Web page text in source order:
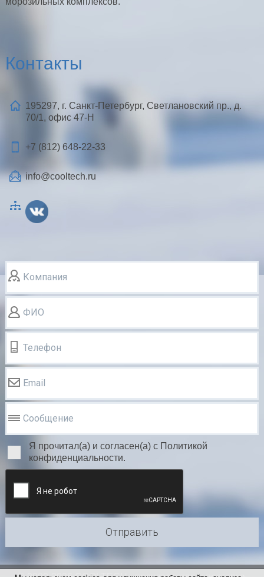
Контакты
195297, г. Санкт-Петербург, Светлановский пр., д.
70/1, офис 47-Н
+7 (812) 648-22-33
info@cooltech.ru
Компания
ФИО
Телефон
Email
Сообщение
Я прочитал(а) и согласен(а) с Политикой
конфиденциальности.
Отправить